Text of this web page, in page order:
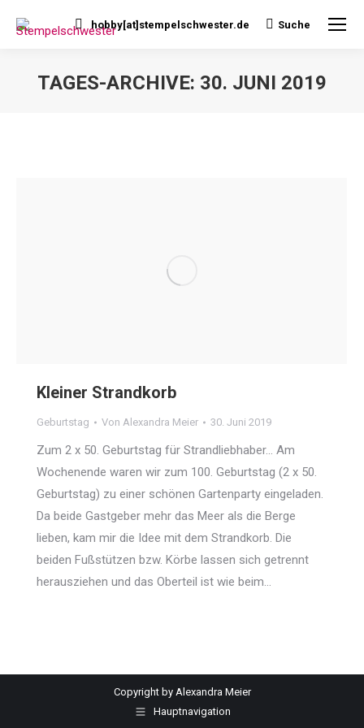
hobby[at]stempelschwester.de Search:
Suche
TAGES-ARCHIVE: 30. JUNI 2019
Kleiner Strandkorb
Geburtstag Von Alexandra Meier 30. Juni 2019
Zum 2 x 50. Geburtstag für Strandliebhaber… Am
Wochenende waren wir zum 100. Geburtstag (2 x 50.
Geburtstag) zu einer schönen Gartenparty eingeladen.
Da beide Gastgeber mehr das Meer als die Berge
lieben, kam mir die Idee mit dem Strandkorb. Die
beiden Fußstützen bzw. Körbe lassen sich getrennt
herausziehen und das Oberteil ist wie beim…
Copyright by Alexandra Meier
Hauptnavigation